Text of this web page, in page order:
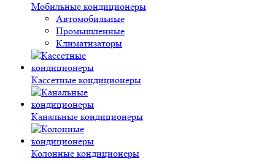
Мобильные кондиционеры
Автомобильные
Промышленные
Климатизаторы
Кассетные кондиционеры
Канальные кондиционеры
Колонные кондиционеры